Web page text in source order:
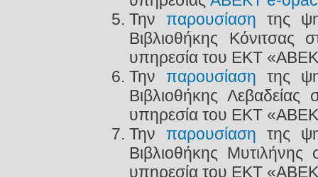
Την παρουσίαση της
Βιβλιοθήκης Κόνιτσας
υπηρεσία του ΕΚΤ
Την παρουσίαση της
Βιβλιοθήκης Λεβαδείας
υπηρεσία του ΕΚΤ
Την παρουσίαση της
Βιβλιοθήκης Μυτιλήνης
υπηρεσία του ΕΚΤ